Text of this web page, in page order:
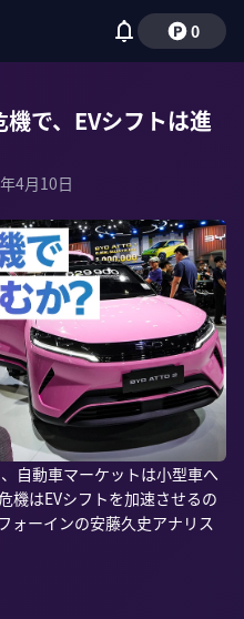
0
で、EVシフトは進
4月10日
自動車マーケットは小型車へ
機はEVシフトを加速させるの
ォーインの安藤久史アナリス